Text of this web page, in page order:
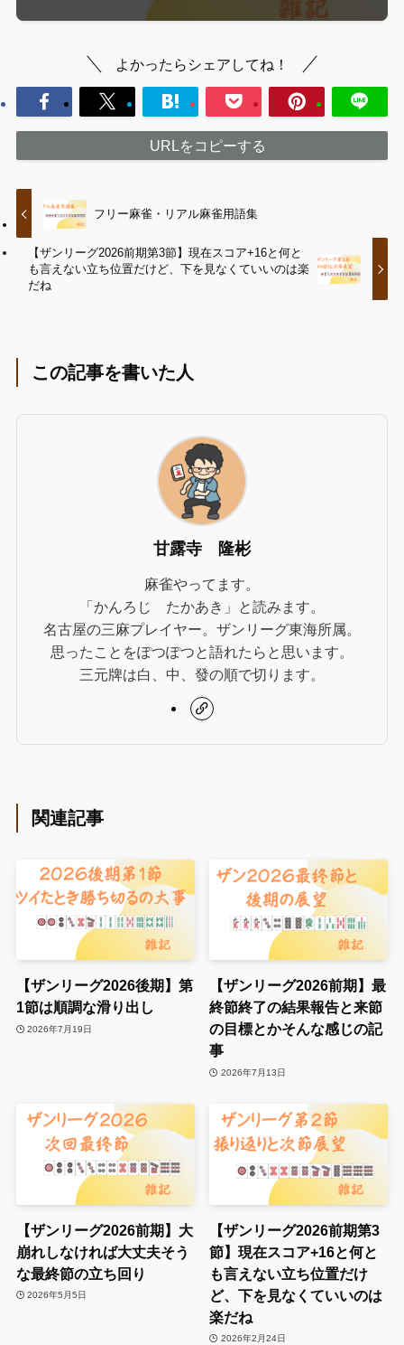
よかったらシェアしてね！
URLをコピーする
フリー麻雀・リアル麻雀用語集
【ザンリーグ2026前期第3節】現在スコア+16と何と
も言えない立ち位置だけど、下を見なくていいのは楽
だね
この記事を書いた人
甘露寺 隆彬
麻雀やってます。
「かんろじ たかあき」と読みます。
名古屋の三麻プレイヤー。ザンリーグ東海所属。
思ったことをぽつぽつと語れたらと思います。
三元牌は白、中、發の順で切ります。
関連記事
【ザンリーグ2026後期】第
1節は順調な滑り出し
2026年7月19日
【ザンリーグ2026前期】最
終節終了の結果報告と来節
の目標とかそんな感じの記
事
2026年7月13日
【ザンリーグ2026前期】大
崩れしなければ大丈夫そう
な最終節の立ち回り
2026年5月5日
【ザンリーグ2026前期第3
節】現在スコア+16と何と
も言えない立ち位置だけ
ど、下を見なくていいのは
楽だね
2026年2月24日